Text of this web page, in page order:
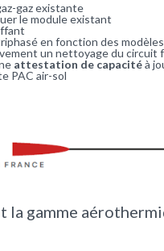
gaz existante
le module existant
en fonction des modèles
un nettoyage du circuit
attestation de capacitéà
PAC air-sol
la gamme